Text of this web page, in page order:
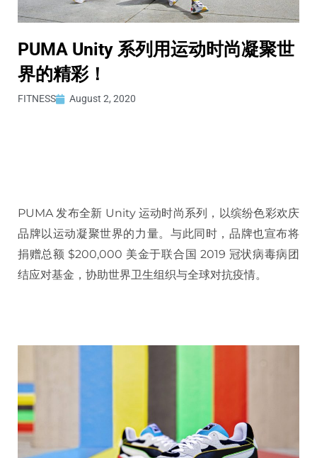
PUMA Unity 系列用运动时尚凝聚世
界的精彩！
FITNESS August 2, 2020
PUMA 发布全新 Unity 运动时尚系列，以缤纷色彩欢庆
品牌以运动凝聚世界的力量。与此同时，品牌也宣布将
捐赠总额 $200,000 美金于联合国 2019 冠状病毒病团
结应对基金，协助世界卫生组织与全球对抗疫情。